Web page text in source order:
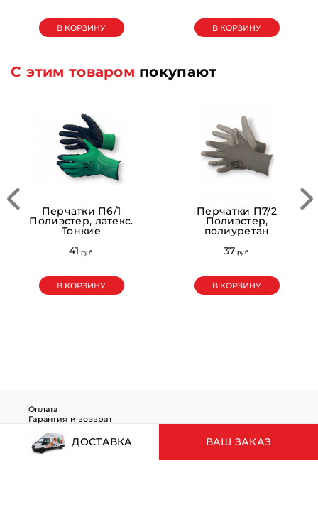
В КОРЗИНУ В КОРЗИНУ
С этим товаром покупают
В КОРЗИНУ
Перчатки П6/1
Полиэстер, латекс.
Тонкие
41 pуб.
В КОРЗИНУ
Перчатки П7/2
Полиэстер,
полиуретан
37 pуб.
ДОСТАВКА ВАШ ЗАКАЗ
Ваш заказ
Оплата
Гарантия и возврат
Обработка персональных данных
© 2019 - 2026 www.baltrosnab.ru